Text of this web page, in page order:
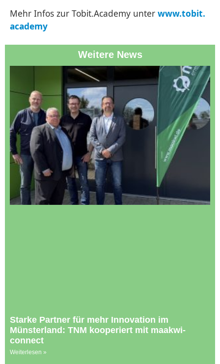
Mehr Infos zur Tobit.Academy unter www.tobit.
academy
Weitere News
Starke Partner für mehr Innovation im
Münsterland: TNM kooperiert mit maakwi-
connect
Weiterlesen »